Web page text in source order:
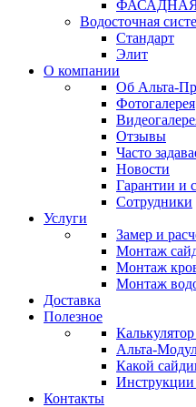
Водосточная
Стандарт
Элит
О компании
Об Альта-
Фотогалерея
Отзывы
Часто
Новости
Гарантии и
Сотрудники
Услуги
Замер и
Монтаж
Монтаж
Монтаж
Доставка
Полезное
Альта-
Какой
Инструкции
Контакты